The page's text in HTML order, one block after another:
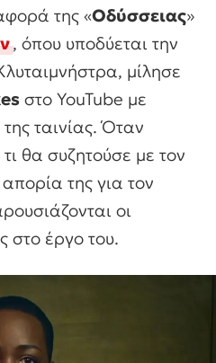
της «Οδύσσειας»
, όπου υποδύεται την
μίλησε
στο YouTube με
ταινίας. Όταν
θα συζητούσε με τον
της για τον
οι
στο έργο του.